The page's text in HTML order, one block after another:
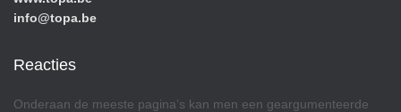
info@topa.be
Reacties
Onderaan de meeste pagina’s kan men een geargumenteerde